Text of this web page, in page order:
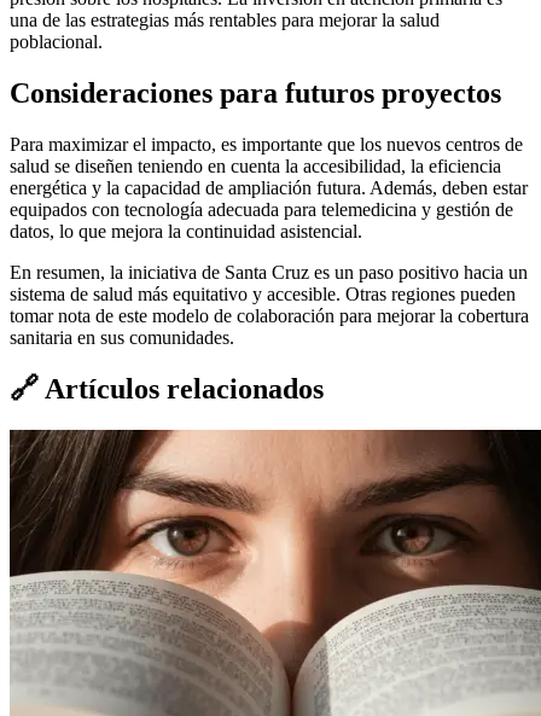
una de las estrategias más rentables para mejorar la salud
poblacional.
Consideraciones para futuros proyectos
Para maximizar el impacto, es importante que los nuevos centros de
salud se diseñen teniendo en cuenta la accesibilidad, la eficiencia
energética y la capacidad de ampliación futura. Además, deben estar
equipados con tecnología adecuada para telemedicina y gestión de
datos, lo que mejora la continuidad asistencial.
En resumen, la iniciativa de Santa Cruz es un paso positivo hacia un
sistema de salud más equitativo y accesible. Otras regiones pueden
tomar nota de este modelo de colaboración para mejorar la cobertura
sanitaria en sus comunidades.
🔗 Artículos relacionados